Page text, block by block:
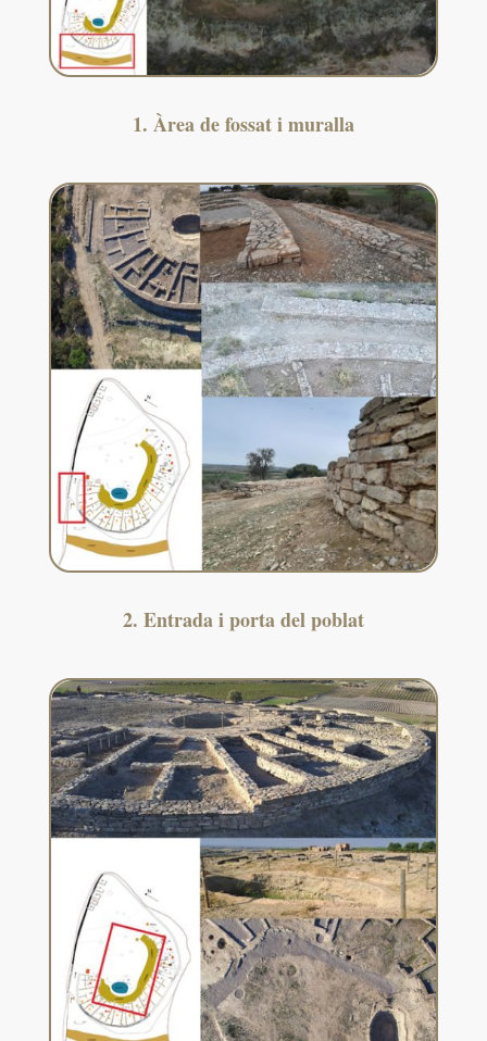
1. Àrea de fossat i muralla
2. Entrada i porta del poblat